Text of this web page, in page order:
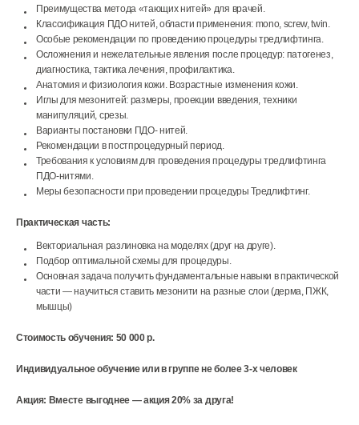
Преимущества метода «тающих нитей» для врачей.
Классификация ПДО нитей, области применения: mono, screw, twin.
Особые рекомендации по проведению процедуры тредлифтинга.
Осложнения и нежелательные явления после процедур: патогенез,
диагностика, тактика лечения, профилактика.
Анатомия и физиология кожи. Возрастные изменения кожи.
Иглы для мезонитей: размеры, проекции введения, техники
манипуляций, срезы.
Варианты постановки ПДО- нитей.
Рекомендации в постпроцедурный период.
Требования к условиям для проведения процедуры тредлифтинга
ПДО-нитями.
Меры безопасности при проведении процедуры Тредлифтинг.
Практическая часть:
Векториальная разлиновка на моделях (друг на друге).
Подбор оптимальной схемы для процедуры.
Основная задача получить фундаментальные навыки в практической
части — научиться ставить мезонити на разные слои (дерма, ПЖК,
мышцы)
Стоимость обучения: 50 000 р.
Индивидуальное обучение или в группе не более 3-х человек
Акция: Вместе выгоднее — акция 20% за друга!